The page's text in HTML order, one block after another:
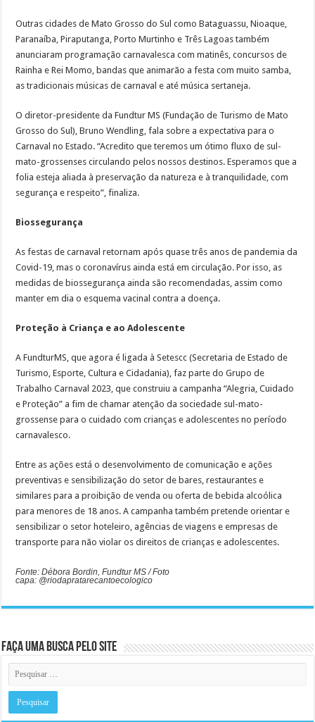
Outras cidades de Mato Grosso do Sul como Bataguassu, Nioaque,
Paranaíba, Piraputanga, Porto Murtinho e Três Lagoas também
anunciaram programação carnavalesca com matinês, concursos de
Rainha e Rei Momo, bandas que animarão a festa com muito samba,
as tradicionais músicas de carnaval e até música sertaneja.
O diretor-presidente da Fundtur MS (Fundação de Turismo de Mato
Grosso do Sul), Bruno Wendling, fala sobre a expectativa para o
Carnaval no Estado. “Acredito que teremos um ótimo fluxo de sul-
mato-grossenses circulando pelos nossos destinos. Esperamos que a
folia esteja aliada à preservação da natureza e à tranquilidade, com
segurança e respeito”, finaliza.
Biossegurança
As festas de carnaval retornam após quase três anos de pandemia da
Covid-19, mas o coronavírus ainda está em circulação. Por isso, as
medidas de biossegurança ainda são recomendadas, assim como
manter em dia o esquema vacinal contra a doença.
Proteção à Criança e ao Adolescente
A FundturMS, que agora é ligada à Setescc (Secretaria de Estado de
Turismo, Esporte, Cultura e Cidadania), faz parte do Grupo de
Trabalho Carnaval 2023, que construiu a campanha “Alegria, Cuidado
e Proteção” a fim de chamar atenção da sociedade sul-mato-
grossense para o cuidado com crianças e adolescentes no período
carnavalesco.
Entre as ações está o desenvolvimento de comunicação e ações
preventivas e sensibilização do setor de bares, restaurantes e
similares para a proibição de venda ou oferta de bebida alcoólica
para menores de 18 anos. A campanha também pretende orientar e
sensibilizar o setor hoteleiro, agências de viagens e empresas de
transporte para não violar os direitos de crianças e adolescentes.
Fonte: Débora Bordin, Fundtur MS / Foto
capa: @riodapratarecantoecologico
Faça uma busca pelo Site